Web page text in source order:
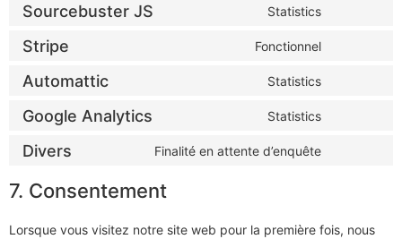
Sourcebuster JS Statistics
Stripe Fonctionnel
Automattic Statistics
Google Analytics Statistics
Divers Finalité en attente d’enquête
7. Consentement
Lorsque vous visitez notre site web pour la première fois, nous